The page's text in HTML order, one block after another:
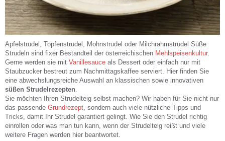
Apfelstrudel, Topfenstrudel, Mohnstrudel oder Milchrahmstrudel Süße
Strudeln sind fixer Bestandteil der österreichischen Mehlspeisenkultur.
Gerne werden sie mit Vanillesauce als Dessert oder einfach nur mit
Staubzucker bestreut zum Nachmittagskaffee serviert. Hier finden Sie
eine abwechslungsreiche Auswahl an klassischen sowie innovativen
süßen Strudelrezepten
Sie möchten Ihren Strudelteig selbst machen? Wir haben für Sie nicht nur
das passende Grundrezept , sondern auch viele nützliche Tipps und
Tricks, damit Ihr Strudel garantiert gelingt. Wie Sie den Strudel richtig
einrollen oder was man tun kann, wenn der Strudelteig reißt und viele
weitere Fragen werden hier beantwortet.